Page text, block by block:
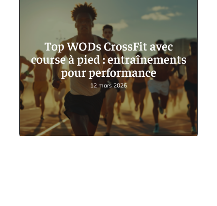
Top WODs CrossFit avec
course à pied : entraînements
pour performance
12 mars 2026